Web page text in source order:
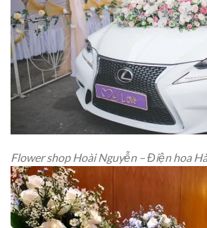
Flower shop Hoài Nguyễn – Điện hoa